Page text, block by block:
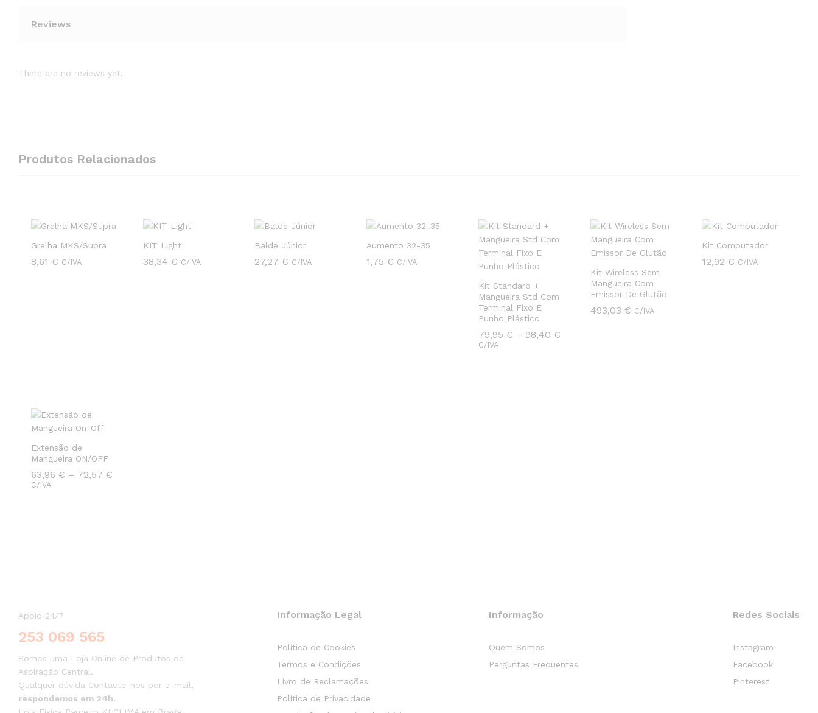
Reviews
There are no reviews yet.
Produtos Relacionados
Grelha MKS/Supra
8,61 € C/IVA
8,61 €
KIT Light
38,34 € C/IVA
38,34 €
Balde Júnior
27,27€ C/IVA
27,27€
Aumento 32-35
1,75€ C/IVA
1,75€
Kit Standard +
Mangueira Std Com
Terminal Fixo E
Punho Plástico
79,95 € – 98,40 €Preço
C/IVA
79,95 € 98,40 €
Kit Wireless Sem
Mangueira Com
Emissor De Glutão
493,03 € C/IVA
493,03 €
Kit Computador
12,92€ C/IVA
12,92€
Extensão de
Mangueira ON/OFF
63,96 € – 72,57 €
C/IVA
63,96 € 72,57 €
Apoio 24/7
253 069 565
Somos uma Loja Online de Produtos de
Aspiração Central.
Qualquer dúvida Contacte-nos por e-mail,
respondemos em 24h.
Informação Legal
Política de Cookies
Termos e Condições
Livro de Reclamações
Política de Privacidade
Informação
Quem Somos
Perguntas Frequentes
Redes Sociais
Instagram
Facebook
Pinterest